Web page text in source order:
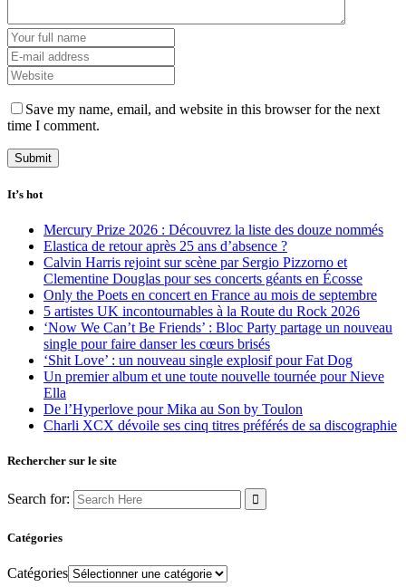
Save my name, email, and website in this browser for the next
time I comment.
It’s hot
Mercury Prize 2026 : Découvrez la liste des douze nommés
Elastica de retour après 25 ans d’absence ?
Calvin Harris rejoint sur scène par Sergio Pizzorno et
Clementine Douglas pour ses concerts géants en Écosse
Only the Poets en concert en France au mois de septembre
5 artistes UK incontournables à la Route du Rock 2026
‘Now We Can’t Be Friends’ : Bloc Party partage un nouveau
single pour faire danser les cœurs brisés
‘Shit Love’ : un nouveau single explosif pour Fat Dog
Un premier album et une toute nouvelle tournée pour Nieve
Ella
De l’Hyperlove pour Mika au Son by Toulon
Charli XCX dévoile ses cinq titres préférés de sa discographie
Rechercher sur le site
Search for:
Catégories
Catégories